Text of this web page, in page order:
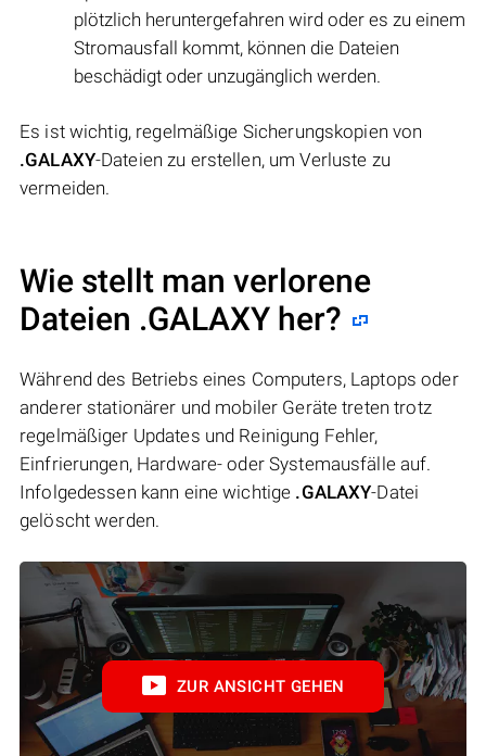
plötzlich heruntergefahren wird oder es zu einem
Stromausfall kommt, können die Dateien
beschädigt oder unzugänglich werden.
Es ist wichtig, regelmäßige Sicherungskopien von
.GALAXY-Dateien zu erstellen, um Verluste zu
vermeiden.
Wie stellt man verlorene
Dateien .GALAXY her?
Während des Betriebs eines Computers, Laptops oder
anderer stationärer und mobiler Geräte treten trotz
regelmäßiger Updates und Reinigung Fehler,
Einfrierungen, Hardware- oder Systemausfälle auf.
Infolgedessen kann eine wichtige .GALAXY-Datei
gelöscht werden.
ZUR ANSICHT GEHEN